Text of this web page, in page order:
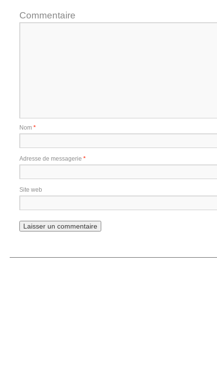
Commentaire
Nom *
Adresse de messagerie *
Site web